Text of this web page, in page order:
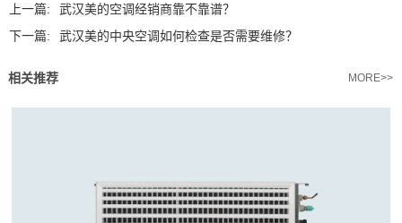
上一篇:
武汉美的空调经销商靠不靠谱？
下一篇:
武汉美的中央空调如何检查是否需要维修？
相关推荐 MORE>>